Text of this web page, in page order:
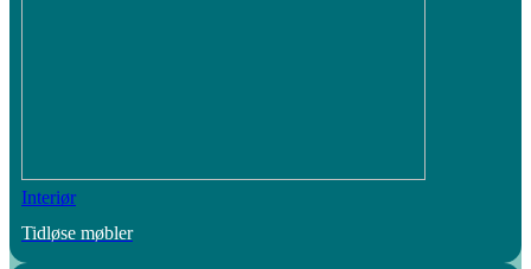
Interiør
Tidløse møbler